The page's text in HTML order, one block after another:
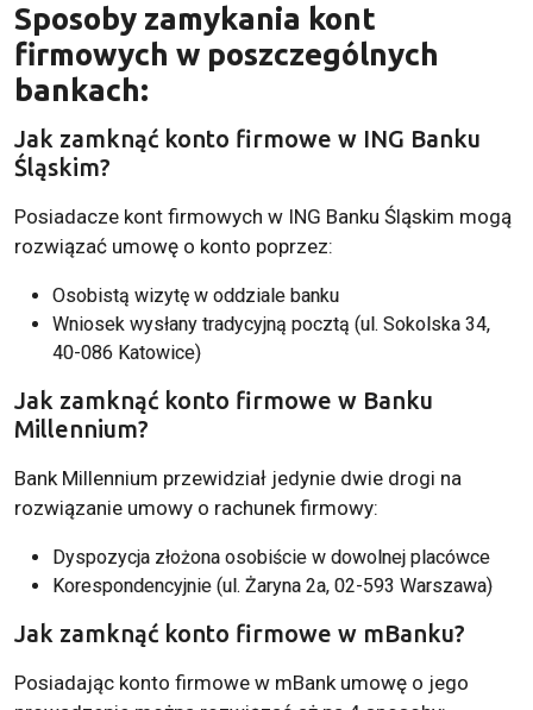
Sposoby zamykania kont
firmowych w poszczególnych
bankach:
Jak zamknąć konto firmowe w ING Banku
Śląskim?
Posiadacze kont firmowych w ING Banku Śląskim mogą
rozwiązać umowę o konto poprzez:
Osobistą wizytę w oddziale banku
Wniosek wysłany tradycyjną pocztą (ul. Sokolska 34,
40-086 Katowice)
Jak zamknąć konto firmowe w Banku
Millennium?
Bank Millennium przewidział jedynie dwie drogi na
rozwiązanie umowy o rachunek firmowy:
Dyspozycja złożona osobiście w dowolnej placówce
Korespondencyjnie (ul. Żaryna 2a, 02-593 Warszawa)
Jak zamknąć konto firmowe w mBanku?
Posiadając konto firmowe w mBank umowę o jego